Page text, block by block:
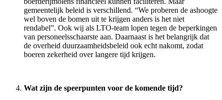
gemeentelijk beleid is verschillend. “We proberen de ashoogte
wel boven de bomen uit te krijgen anders is het niet
rendabel”. Ook wij als LTO-team lopen tegen de beperkingen
van personeelsschaarste aan. Daarnaast is het belangrijk dat
de overheid duurzaamheidsbeleid ook echt nakomt, zodat
boeren zekerheid over langere tijd krijgen.
Wat zijn de speerpunten voor de komende tijd?